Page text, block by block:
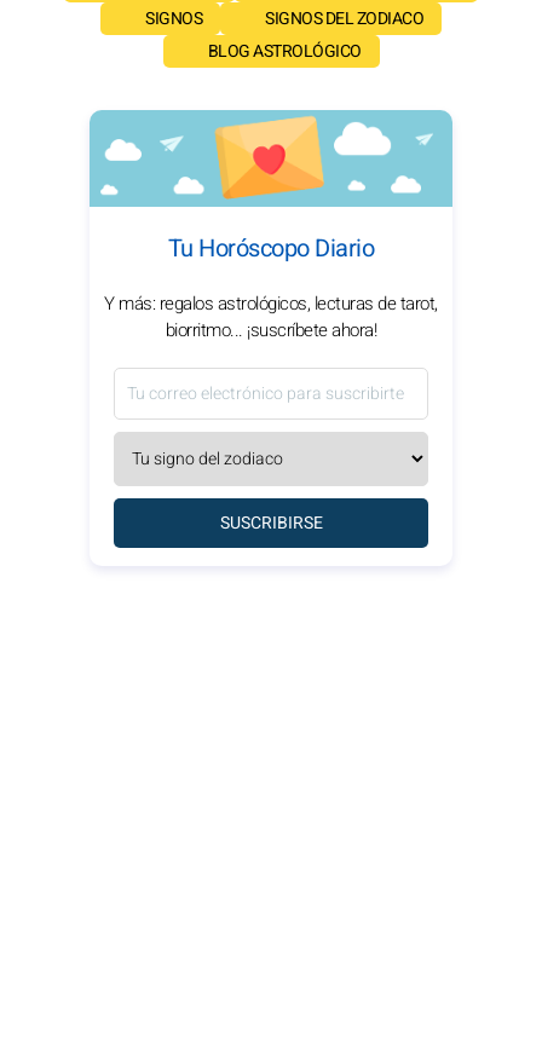
SIGNOS
SIGNOS DEL ZODIACO
BLOG ASTROLÓGICO
Tu Horóscopo Diario
Y más: regalos astrológicos, lecturas de tarot,
biorritmo... ¡suscríbete ahora!
SUSCRIBIRSE